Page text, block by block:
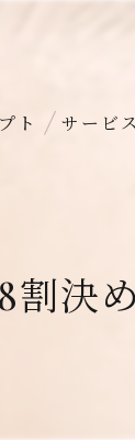
ト サービス
割決